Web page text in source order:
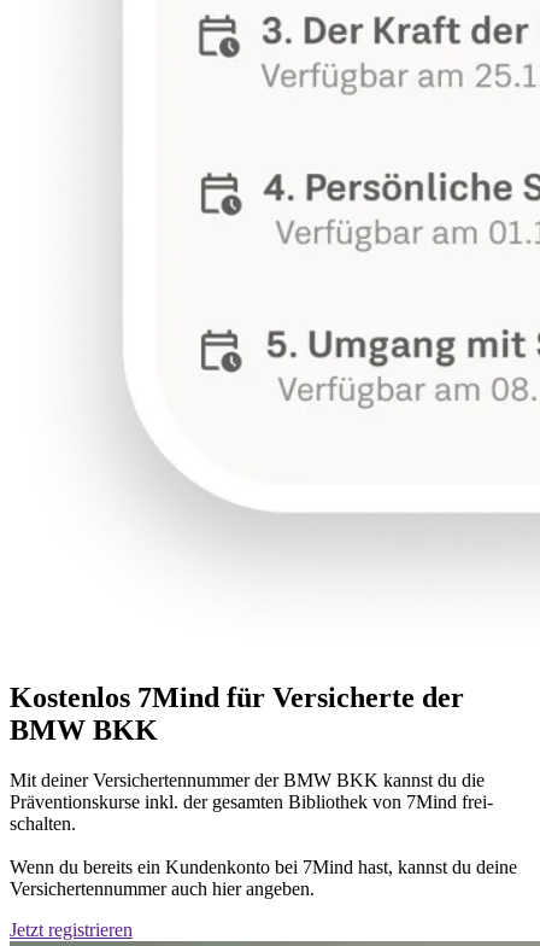
Kos­ten­los 7Mind für Ver­si­cherte der
BMW BKK
Mit deiner Ver­si­cher­ten­num­mer der BMW BKK kannst du die
Präventionskurse inkl. der gesam­ten Biblio­thek von 7Mind frei­
schal­ten.
Wenn du bereits ein Kun­den­konto bei 7Mind hast, kannst du deine
Ver­si­cher­ten­num­mer auch hier ange­ben.
Jetzt regis­trie­ren